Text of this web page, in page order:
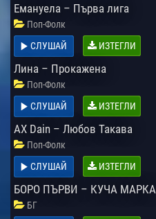
Емануела – Първа лига
Поп-Фолк
СЛУШАЙ
ИЗТЕГЛИ
Лина – Прокажена
Поп-Фолк
СЛУШАЙ
ИЗТЕГЛИ
AX Dain – Любов Такава
Поп-Фолк
СЛУШАЙ
ИЗТЕГЛИ
БОРО ПЪРВИ – КУЧА МАРКА
БГ